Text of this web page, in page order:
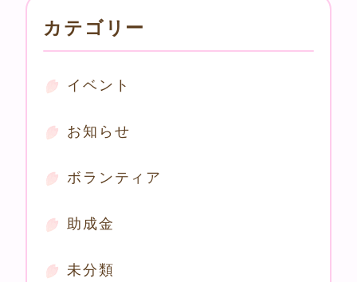
カテゴリー
イベント
お知らせ
ボランティア
助成金
未分類